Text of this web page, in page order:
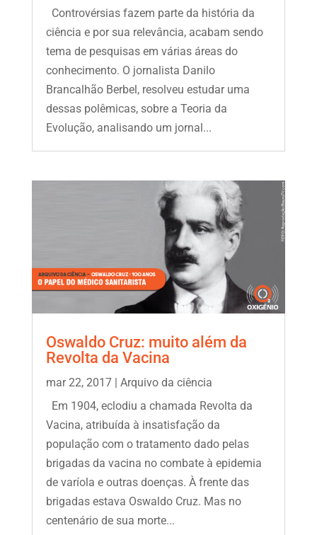
Controvérsias fazem parte da história da
ciência e por sua relevância, acabam sendo
tema de pesquisas em várias áreas do
conhecimento. O jornalista Danilo
Brancalhão Berbel, resolveu estudar uma
dessas polêmicas, sobre a Teoria da
Evolução, analisando um jornal...
Oswaldo Cruz: muito além da
Revolta da Vacina
mar 22, 2017| Arquivo da ciência
Em 1904, eclodiu a chamada Revolta da
Vacina, atribuída à insatisfação da
população com o tratamento dado pelas
brigadas da vacina no combate à epidemia
de varíola e outras doenças. À frente das
brigadas estava Oswaldo Cruz. Mas no
centenário de sua morte...